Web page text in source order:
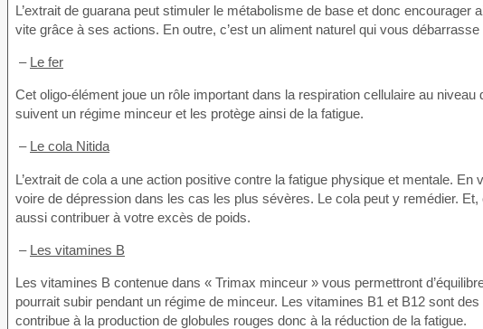
L’extrait de guarana peut stimuler le métabolisme de base et donc
vite grâce à ses actions. En outre, c’est un aliment naturel qui vous débarrasse
– Le fer
Cet oligo-élément joue un rôle important dans la respiration cellulaire au
suivent un régime minceur et les protège ainsi de la fatigue.
– Le cola Nitida
L’extrait de cola a une action positive contre la fatigue physique et mentale.
voire de dépression dans les cas les plus sévères. Le cola peut y remédier.
aussi contribuer à votre excès de poids.
– Les vitamines B
Les vitamines B contenue dans « Trimax minceur » vous permettront
pourrait subir pendant un régime de minceur. Les vitamines B1 et B12 sont
contribue à la production de globules rouges donc à la réduction de la fatigue.